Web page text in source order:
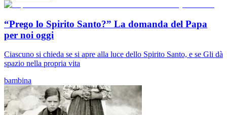
“Prego lo Spirito Santo?” La domanda del Papa
per noi oggi
Ciascuno si chieda se si apre alla luce dello Spirito Santo, e se Gli dà
spazio nella propria vita
bambina